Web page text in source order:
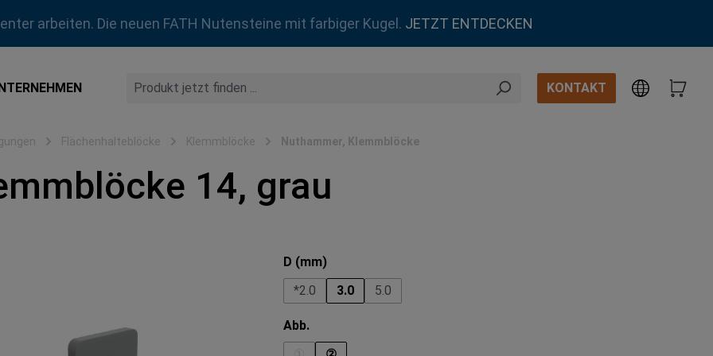
arbeiten. Die neuen FATH Nutensteine mit farbiger Kugel. JETZT ENTDECKEN
KONTAKT
Flächenhalteblöcke Klemmblöcke Nuthammer, Klemmblöcke
14, grau
D (mm)auswählen
*2.0
3.0 5.0
Abb.auswählen